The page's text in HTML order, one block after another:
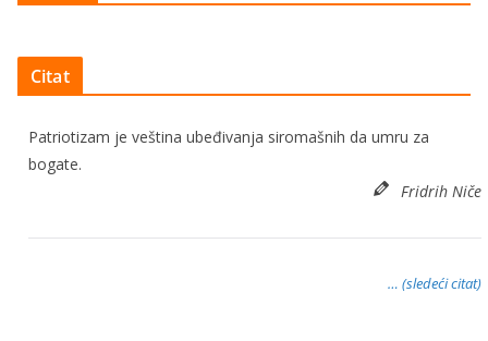
Citat
Patriotizam je veština ubeđivanja siromašnih da umru za
bogate.
Fridrih Niče
… (sledeći citat)